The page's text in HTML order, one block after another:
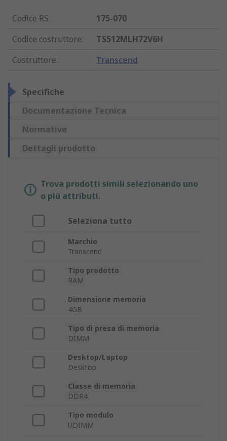
Codice RS:
175-070
Codice costruttore:
TS512MLH72V6H
Costruttore: Transcend
Specifiche
Documentazione Tecnica
Normative
Dettagli prodotto
Trova prodotti simili selezionando uno
o più attributi.
Seleziona tutto
Marchio
Transcend
Tipo prodotto
RAM
Dimensione memoria
4GB
Tipo di presa di memoria
DIMM
Desktop/Laptop
Desktop
Classe di memoria
DDR4
Tipo modulo
UDIMM